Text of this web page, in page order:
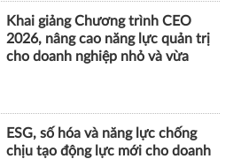
Khai giảng Chương trình CEO
2026, nâng cao năng lực quản trị
cho doanh nghiệp nhỏ và vừa
ESG, số hóa và năng lực chống
chịu tạo động lực mới cho doanh